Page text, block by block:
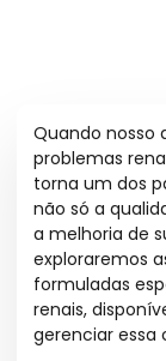
Quando nosso
problemas
torna um dos
não só a
a melhoria de
exploraremos
formuladas
renais,
gerenciar essa